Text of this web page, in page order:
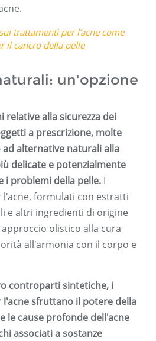
trattamenti per l’acne come
il cancro della pelle
un'opzione
relative alla sicurezza dei
a prescrizione, molte
alternative naturali alla
delicate e potenzialmente
i problemi della pelle. I
formulati con estratti
e altri ingredienti di origine
olistico alla cura
all'armonia con il corpo e
controparti sintetiche, i
sfruttano il potere della
le cause profonde dell'acne
associati a sostanze